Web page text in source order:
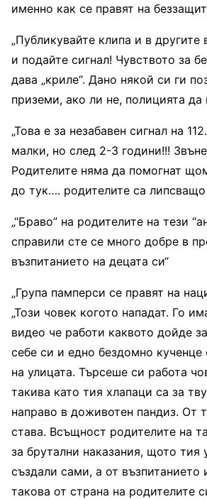
именно как се правят на
„Публикувайте клипа и в другите
и подайте сигнал! Чувството за
дава „криле“. Дано някой си ги
приземи, ако ли не, полицията да
„Това е за незабавен сигнал на
малки, но след 2-3 години!!!
Родителите няма да помогнат
до тук…. родителите са липсващо
„“Браво” на родителите на тези
справили сте се много добре в
възпитанието на децата си“
„Група памперси се правят на
„Този човек когото нападат. Го
видео че работи каквото дойде
себе си и едно бездомно кученце
на улицата. Търсеше си работа
такива като тия хлапаци са за
направо в доживотен пандиз. От
става. Всъщност родителите на
за брутални наказания, щото тия
създали сами, а от възпитанието
такова от страна на родителите